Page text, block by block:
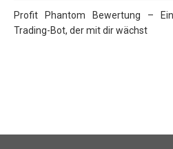
Profit Phantom Bewertung –
Trading-Bot, der mit dir wächst